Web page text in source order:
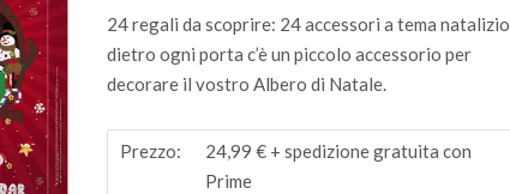
24 regali da scoprire: 24 accessori a tema natalizio
dietro ogni porta c’è un piccolo accessorio per
decorare il vostro Albero di Natale.
Prezzo: 24,99 € + spedizione gratuita con
Prime